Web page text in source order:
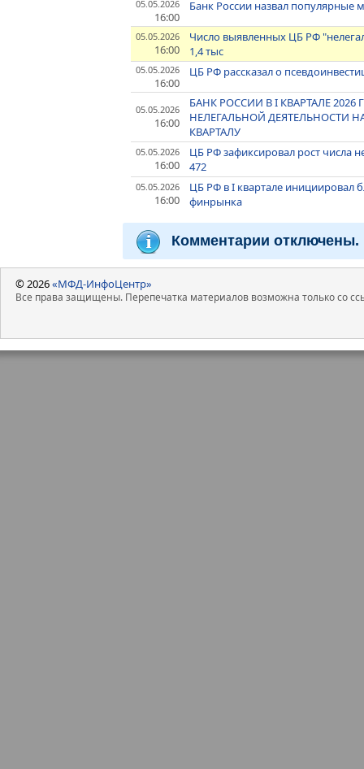
05.05.2026
16:00
Банк России назвал
05.05.2026
16:00
Число выявленных ЦБ РФ
1,4 тыс
05.05.2026
16:00
ЦБ РФ рассказал о
05.05.2026
16:00
БАНК РОССИИ В I КВАРТАЛЕ
НЕЛЕГАЛЬНОЙ ДЕЯТЕЛЬНОСТИ
КВАРТАЛУ
05.05.2026
16:00
ЦБ РФ зафиксировал рост числа
472
05.05.2026
16:00
ЦБ РФ в I квартале инициировал
финрынка
Комментарии отключены.
© 2026«МФД-ИнфоЦентр»
Все права защищены. Перепечатка материалов возможна только со